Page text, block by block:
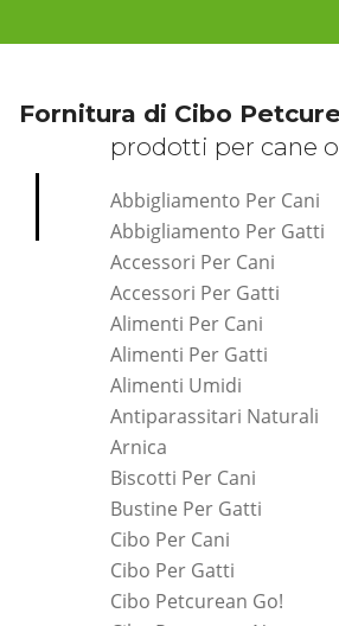
Fornitura di Cibo
prodotti per cane
Abbigliamento Per Cani
Abbigliamento Per Gatti
Accessori Per Cani
Accessori Per Gatti
Alimenti Per Cani
Alimenti Per Gatti
Alimenti Umidi
Antiparassitari Naturali
Arnica
Biscotti Per Cani
Bustine Per Gatti
Cibo Per Cani
Cibo Per Gatti
Cibo Petcurean Go!